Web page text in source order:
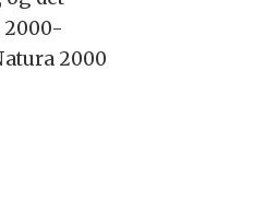
2000-
2000